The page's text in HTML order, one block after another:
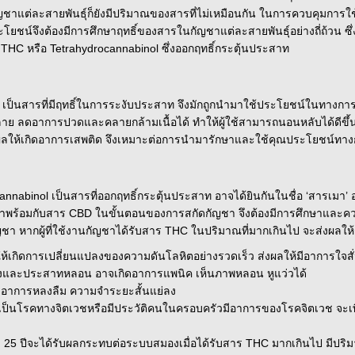
าแต่ละสายพันธุ์ก็ยังมีปริมาณของสารที่ไม่เหมือนกัน ในการควบคุมการ
ยชน์จึงต้องมีการศึกษาฤทธิ์ของสารในกัญชาแต่ละสายพันธุ์อย่างถี่ถ้วน
หรือ Tetrahydrocannabinol ซึ่งออกฤทธิ์กระตุ้นประสาท
เป็นสารที่มีฤทธิ์ในการระงับประสาท จึงมักถูกนำมาใช้ประโยชน์ในทาง
ย ลดอาการปวดและคลายกล้ามเนื้อได้ ทำให้ผู้ใช้สามารถนอนหลับได้ดี
ให้เกิดอาการเสพติด จึงเหมาะต่อการนำมารักษาและใช้คุณประโยชน์ทา
เป็นสารที่ออกฤทธิ์กระตุ้นประสาท อาจได้ยินกันในชื่อ ‘สารเม
พร้อมกับสาร CBD ในขั้นตอนของการสกัดกัญชา จึงต้องมีการศึกษาและ
า หากผู้ที่ใช้งานกัญชาได้รับสาร THC ในปริมาณที่มากเกินไป จะส่งผลให้
เกิดการเปลี่ยนแปลงของความดันโลหิตอย่างรวดเร็ว ส่งผลให้มีอาการใ
และประสาทหลอน อาจเกิดอาการแพนิค เห็นภาพหลอน หูแว่วได้
าการหลงลืม ความจำระยะสั้นแย่ลง
ป็นโรคทางจิตเวชหรือมีประวัติคนในครอบครัวมีอาการของโรคจิตเวช จ
ปีจะได้รับผลกระทบต่อระบบสมองเมื่อได้รับสาร THC มากเกินไป มีปริ